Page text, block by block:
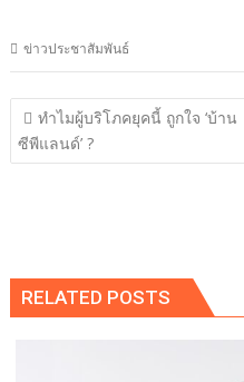
ข่าวประชาสัมพันธ์
แนะแนว
เรื่อง
ทำไมผู้บริโภคยุคนี้ ถูกใจ ‘บ้าน
ซีพีแลนด์’ ?
RELATED POSTS